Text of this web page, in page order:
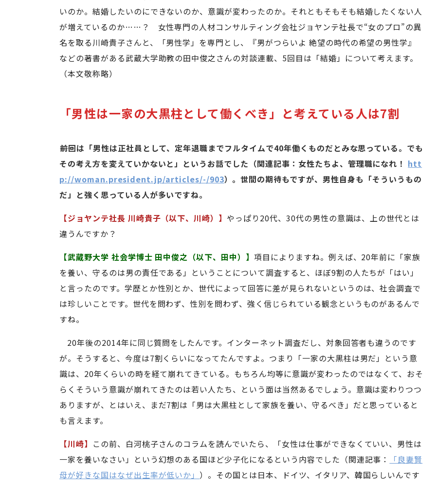
いのか。結婚したいのにできないのか、意識が変わったのか。それともそもそも結婚したくない人
が増えているのか……？ 女性専門の人材コンサルティング会社ジョヤンテ社長で“女のプロ”の異
名を取る川崎貴子さんと、「男性学」を専門とし、『男がつらいよ 絶望の時代の希望の男性学』
などの著書がある武蔵大学助教の田中俊之さんの対談連載、5回目は「結婚」について考えます。
（本文敬称略）
「男性は一家の大黒柱として働くべき」と考えている人は7割
――前回は「男性は正社員として、定年退職までフルタイムで40年働くものだとみな思っている。でも
その考え方を変えていかないと」というお話でした（関連記事：女性たちよ、管理職になれ！ htt
p://woman.president.jp/articles/-/903）。世間の期待もですが、男性自身も「そういうもの
だ」と強く思っている人が多いですね。
【ジョヤンテ社長 川崎貴子（以下、川崎）】やっぱり20代、30代の男性の意識は、上の世代とは
違うんですか？
【武蔵野大学 社会学博士 田中俊之（以下、田中）】 項目によりますね。例えば、20年前に「家族
を養い、守るのは男の責任である」ということについて調査すると、ほぼ9割の人たちが「はい」
と言ったのです。学歴とか性別とか、世代によって回答に差が見られないというのは、社会調査で
は珍しいことです。世代を問わず、性別を問わず、強く信じられている観念というものがあるんで
すね。
20年後の2014年に同じ質問をしたんです。インターネット調査だし、対象回答者も違うのです
が。そうすると、今度は7割くらいになってたんですよ。つまり「一家の大黒柱は男だ」という意
識は、20年くらいの時を経て崩れてきている。もちろん均等に意識が変わったのではなくて、おそ
らくそういう意識が崩れてきたのは若い人たち、という面は当然あるでしょう。意識は変わりつつ
ありますが、とはいえ、まだ7割は「男は大黒柱として家族を養い、守るべき」だと思っていると
も言えます。
【川崎】 この前、白河桃子さんのコラムを読んでいたら、「女性は仕事ができなくていい、男性は
一家を養いなさい」という幻想のある国ほど少子化になるという内容でした（関連記事：
「良妻賢
母が好きな国はなぜ出生率が低いか」 ）。その国とは日本、ドイツ、イタリア、韓国らしいんです